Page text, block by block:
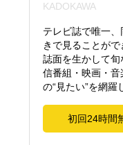
KADOKAWA
テレビ誌で唯一
きで見ることが
誌面を生かして
信番組・映画・
の“見たい”を網羅
初回24時間